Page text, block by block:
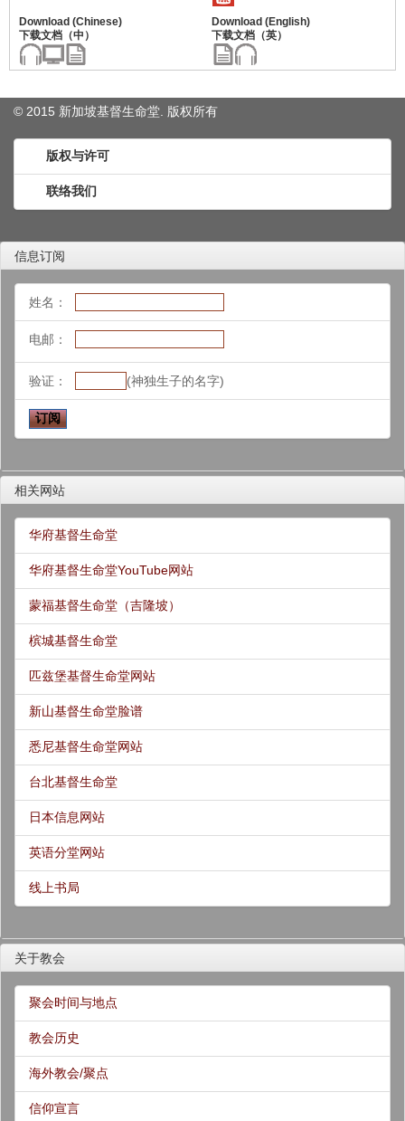
© 2015 新加坡基督生命堂. 版权所有
版权与许可
联络我们
信息订阅
姓名：
电邮：
验证： (神独生子的名字)
相关网站
华府基督生命堂
华府基督生命堂YouTube网站
蒙福基督生命堂（吉隆坡）
槟城基督生命堂
匹兹堡基督生命堂网站
新山基督生命堂脸谱
悉尼基督生命堂网站
台北基督生命堂
日本信息网站
英语分堂网站
线上书局
关于教会
聚会时间与地点
教会历史
海外教会/聚点
信仰宣言